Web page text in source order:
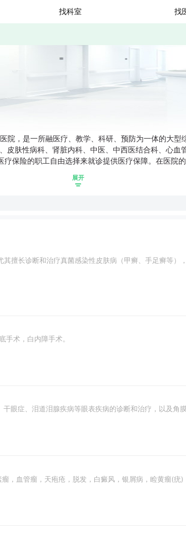
找科室 找
院，是一所融医疗、教学、科研、预防为一体的大
肤性病科、肾脏内科、中医、中西医结合科、心
保险的职工自由选择来就诊提供医疗保障。在医院
展开
擅长诊断和治疗真菌感染性皮肤病（甲癣、手足癣等
手术，白内障手术。
眼症、泪道泪腺疾病等眼表疾病的诊断和治疗，以及角
，血管瘤，天疱疮，脱发，白癜风，银屑病，睑黄瘤(疣)